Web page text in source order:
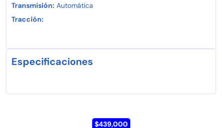
Transmisión: Automática
Tracción:
Especificaciones
$439,000